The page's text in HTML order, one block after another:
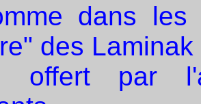
dans les
des
offert par